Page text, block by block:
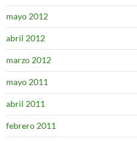
mayo 2012
abril 2012
marzo 2012
mayo 2011
abril 2011
febrero 2011